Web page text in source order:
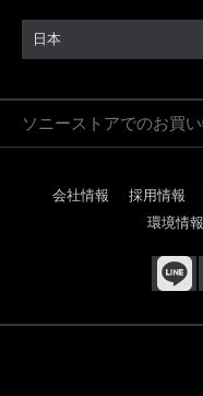
日本
ソニーストアでのお買
会社情報 採用情報
環境情報